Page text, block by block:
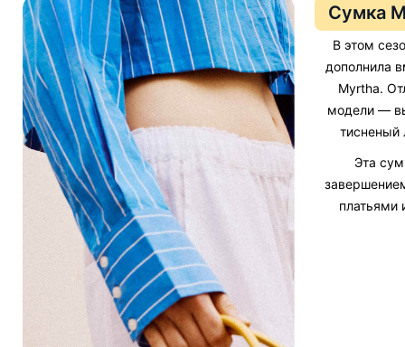
Сумка
В этом
дополнила
Myrtha.
модели —
тисненый
Эта
платьями